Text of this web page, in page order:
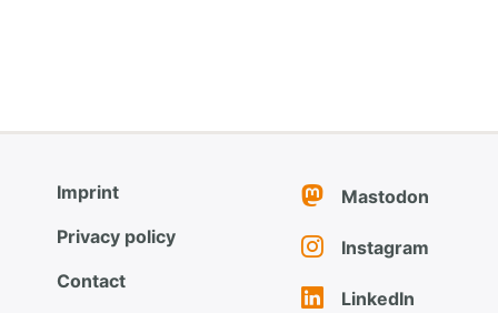
Imprint
Privacy policy
Contact
Mastodon
Instagram
LinkedIn